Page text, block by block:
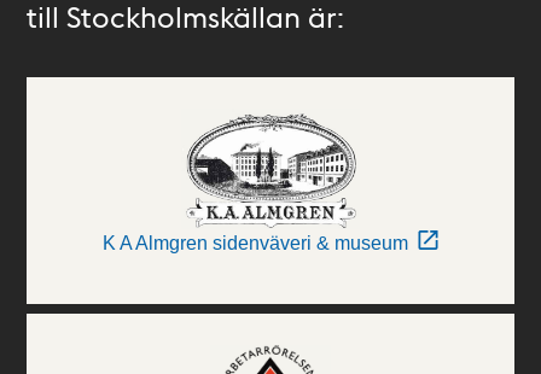
till Stockholmskällan är:
K A Almgren sidenväveri & museum